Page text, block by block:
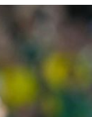
16:49